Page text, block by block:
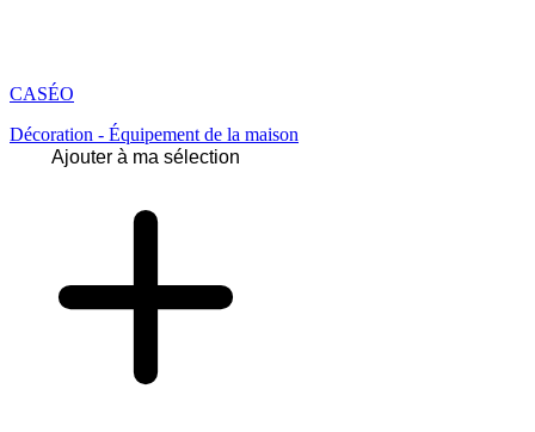
CASÉO
Décoration - Équipement de la maison
Ajouter à ma sélection